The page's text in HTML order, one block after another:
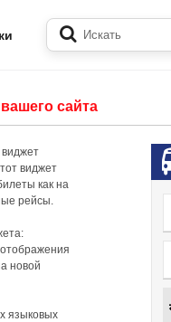
сайта
виджет
виджет
как на
рейсы.
новой
языковых